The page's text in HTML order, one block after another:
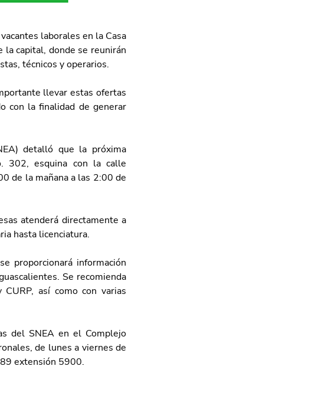
laborales en la Casa
capital, donde se reunirán
técnicos y operarios.
llevar estas ofertas
con la finalidad de generar
302, esquina con la calle
de la mañana a las 2:00 de
atenderá directamente a
hasta licenciatura.
proporcionará información
Se recomienda
así como con varias
del SNEA en el Complejo
de lunes a viernes de
extensión 5900.